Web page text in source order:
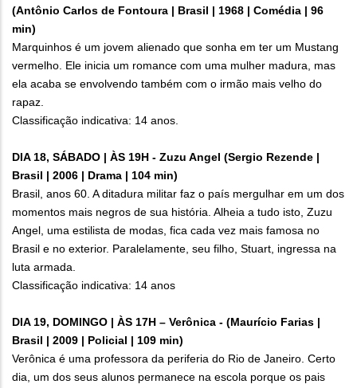
(Antônio Carlos de Fontoura | Brasil | 1968 | Comédia | 96
min)
Marquinhos é um jovem alienado que sonha em ter um Mustang
vermelho. Ele inicia um romance com uma mulher madura, mas
ela acaba se envolvendo também com o irmão mais velho do
rapaz.
Classificação indicativa: 14 anos.
DIA 18, SÁBADO | ÀS 19H - Zuzu Angel (Sergio Rezende |
Brasil | 2006 | Drama | 104 min)
Brasil, anos 60. A ditadura militar faz o país mergulhar em um dos
momentos mais negros de sua história. Alheia a tudo isto, Zuzu
Angel, uma estilista de modas, fica cada vez mais famosa no
Brasil e no exterior. Paralelamente, seu filho, Stuart, ingressa na
luta armada.
Classificação indicativa: 14 anos
DIA 19, DOMINGO | ÀS 17H – Verônica - (Maurício Farias |
Brasil | 2009 | Policial | 109 min)
Verônica é uma professora da periferia do Rio de Janeiro. Certo
dia, um dos seus alunos permanece na escola porque os pais